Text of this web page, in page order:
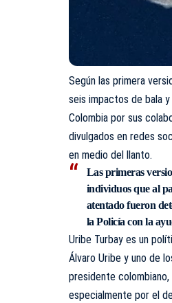
Según las primera
seis impactos de bala
Colombia por sus
divulgados en redes
en medio del llanto.
Las primeras
individuos que al
atentado fueron
la Policía con la
Uribe Turbay es un
Álvaro Uribe y uno de
presidente
especialmente por el